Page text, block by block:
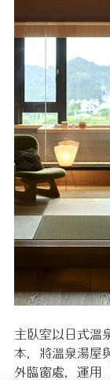
主臥室以日式溫
本，將溫泉湯屋
外臨窗處，運用